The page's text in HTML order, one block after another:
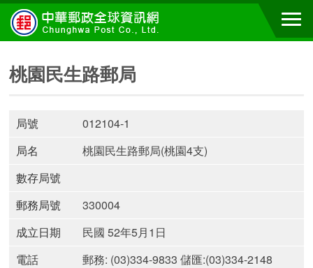
桃園民生路郵局
局號
012104-1
局名
桃園民生路郵局(桃園4支)
數存局號
郵務局號
330004
成立日期
民國 52年5月1日
電話
郵務: (03)334-9833 儲匯:(03)334-2148